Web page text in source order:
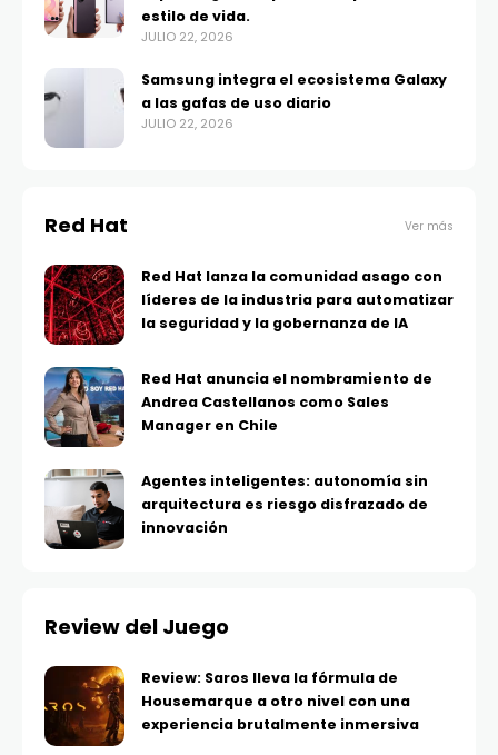
estilo de vida.
JULIO 22, 2026
Samsung integra el ecosistema Galaxy
a las gafas de uso diario
JULIO 22, 2026
Red Hat Ver más
Red Hat lanza la comunidad asago con
líderes de la industria para automatizar
la seguridad y la gobernanza de IA
Red Hat anuncia el nombramiento de
Andrea Castellanos como Sales
Manager en Chile
Agentes inteligentes: autonomía sin
arquitectura es riesgo disfrazado de
innovación
Review del Juego
Review: Saros lleva la fórmula de
Housemarque a otro nivel con una
experiencia brutalmente inmersiva